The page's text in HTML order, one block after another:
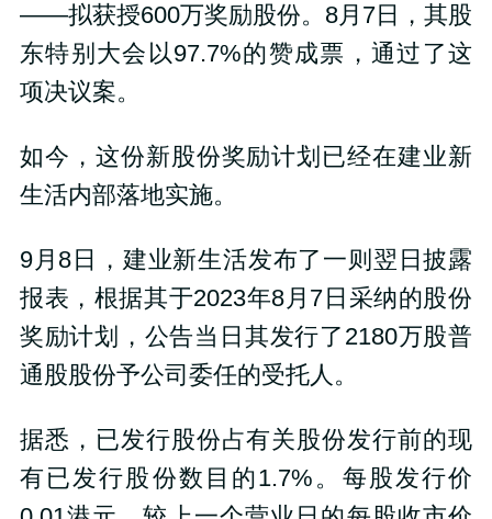
——拟获授600万奖励股份。8月7日，其股
东特别大会以97.7%的赞成票，通过了这
项决议案。
如今，这份新股份奖励计划已经在建业新
生活内部落地实施。
9月8日，建业新生活发布了一则翌日披露
报表，根据其于2023年8月7日采纳的股份
奖励计划，公告当日其发行了2180万股普
通股股份予公司委任的受托人。
据悉，已发行股份占有关股份发行前的现
有已发行股份数目的1.7%。每股发行价